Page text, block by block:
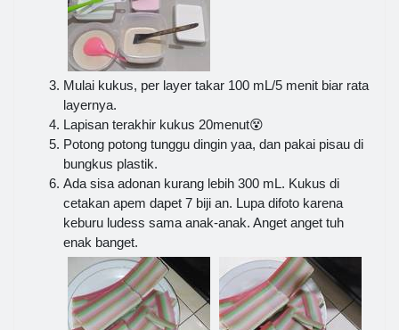
Mulai kukus, per layer takar 100 mL/5 menit biar rata
layernya.
Lapisan terakhir kukus 20menut😵
Potong potong tunggu dingin yaa, dan pakai pisau di
bungkus plastik.
Ada sisa adonan kurang lebih 300 mL. Kukus di
cetakan apem dapet 7 biji an. Lupa difoto karena
keburu ludess sama anak-anak. Anget anget tuh
enak banget.